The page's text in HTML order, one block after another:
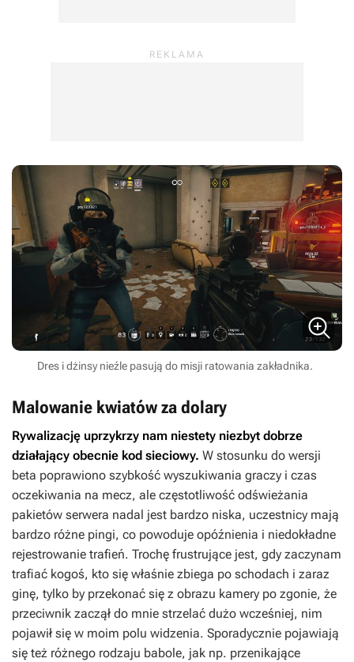
Dres i dżinsy nieźle pasują do misji ratowania zakładnika.
Malowanie kwiatów za dolary
Rywalizację uprzykrzy nam niestety niezbyt dobrze
działający obecnie kod sieciowy. W stosunku do wersji
beta poprawiono szybkość wyszukiwania graczy i czas
oczekiwania na mecz, ale częstotliwość odświeżania
pakietów serwera nadal jest bardzo niska, uczestnicy mają
bardzo różne pingi, co powoduje opóźnienia i niedokładne
rejestrowanie trafień. Trochę frustrujące jest, gdy zaczynam
trafiać kogoś, kto się właśnie zbiega po schodach i zaraz
ginę, tylko by przekonać się z obrazu kamery po zgonie, że
przeciwnik zaczął do mnie strzelać dużo wcześniej, nim
pojawił się w moim polu widzenia. Sporadycznie pojawiają
się też różnego rodzaju babole, jak np. przenikające